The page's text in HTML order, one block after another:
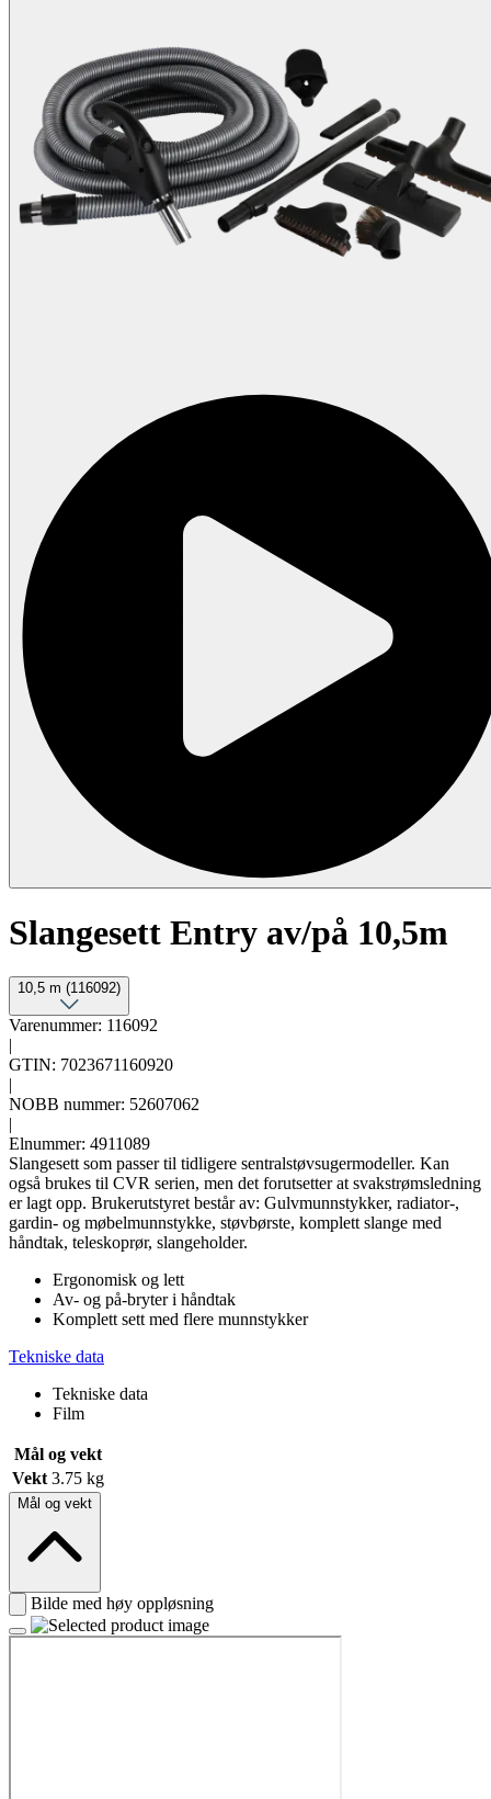
Slangesett Entry av/på 10,5m
10,5 m (116092)
Varenummer: 116092
|
GTIN: 7023671160920
|
NOBB nummer: 52607062
|
Elnummer: 4911089
Slangesett som passer til tidligere sentralstøvsugermodeller. Kan
også brukes til CVR serien, men det forutsetter at svakstrømsledning
er lagt opp. Brukerutstyret består av: Gulvmunnstykker, radiator-,
gardin- og møbelmunnstykke, støvbørste, komplett slange med
håndtak, teleskoprør, slangeholder.
Ergonomisk og lett
Av- og på-bryter i håndtak
Komplett sett med flere munnstykker
Tekniske data
Tekniske data
Film
Mål og vekt
Vekt 3.75 kg
Mål og vekt
Bilde med høy oppløsning